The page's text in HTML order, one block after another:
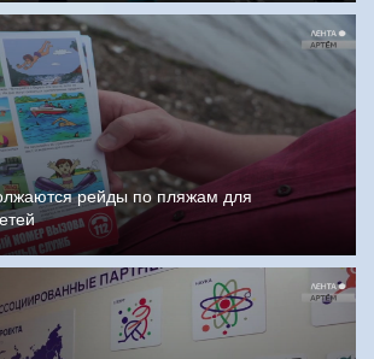
рейды по пляжам для